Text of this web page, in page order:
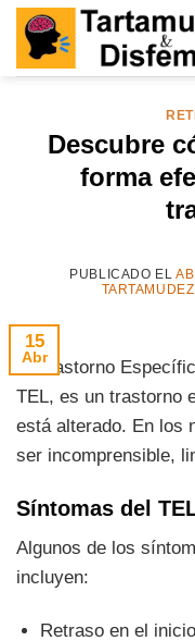
Skip
content
Descubre
forma
PUBLICADO EL
15
Abr
El Trastorno
TEL, es un trastorno
está alterado. En los
ser incomprensible,
Síntomas del
Algunos de los
incluyen:
Retraso en el